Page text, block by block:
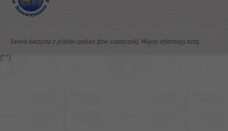
Serwis korzysta z plików cookies (tzw. ciasteczek). Więcej informacjitutaj.
{**}